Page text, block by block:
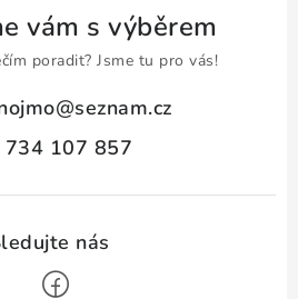
vám s výběrem
poradit? Jsme tu pro vás!
@seznam.cz
734 107 857